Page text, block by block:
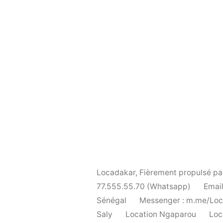
Locadakar, Fièrement propulsé
77.555.55.70 (Whatsapp)
Sénégal
Messenger : m.me/
Saly
Location Ngaparou